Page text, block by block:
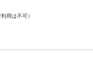
用は不可）